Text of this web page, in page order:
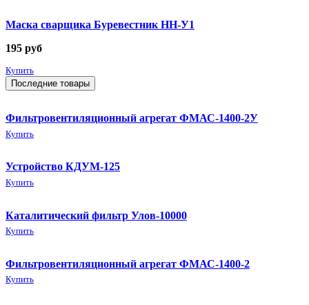
Маска сварщика Буревестник НН-У1
195 руб
Купить
Последние товары
Фильтровентиляционный агрегат ФМАС-1400-2У
Купить
Устройство КДУМ-125
Купить
Каталитический фильтр Улов-10000
Купить
Фильтровентиляционный агрегат ФМАС-1400-2
Купить